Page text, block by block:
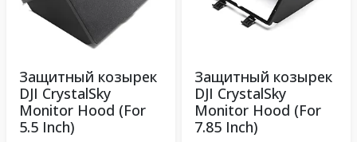
Защитный козырек
DJI CrystalSky
Monitor Hood (For
5.5 Inch)
Защитный козырек
DJI CrystalSky
Monitor Hood (For
7.85 Inch)